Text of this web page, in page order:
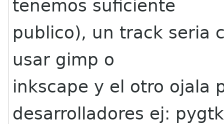
tenemos suficiente
publico), un track seria
usar gimp o
inkscape y el otro ojala
desarrolladores ej: